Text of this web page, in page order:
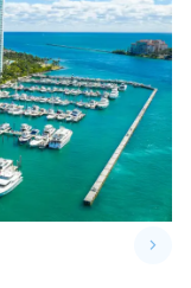
keyboard_arrow_right